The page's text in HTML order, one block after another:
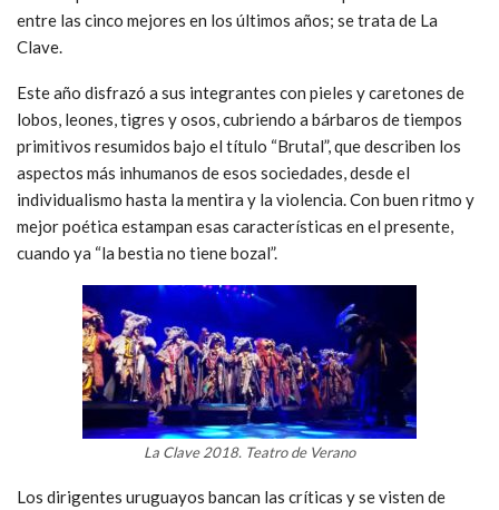
entre las cinco mejores en los últimos años; se trata de La
Clave.
Este año disfrazó a sus integrantes con pieles y caretones de
lobos, leones, tigres y osos, cubriendo a bárbaros de tiempos
primitivos resumidos bajo el título “Brutal”, que describen los
aspectos más inhumanos de esos sociedades, desde el
individualismo hasta la mentira y la violencia. Con buen ritmo y
mejor poética estampan esas características en el presente,
cuando ya “la bestia no tiene bozal”.
La Clave 2018. Teatro de Verano
Los dirigentes uruguayos bancan las críticas y se visten de